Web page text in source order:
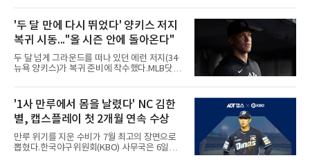
을 놓았고, 버펄로는 이 회에만 5점을 뽑아 7-6
역전승을 거뒀다.한국에서의 성적도
컵스)은 6일(한국시간) 미국 시카고 리글리필드
에서 나란히 홈런 두 방씩을 주고받았다.첫 회부
터 불이 붙었다. 1회초 선두타자 오타니가 컵스
선발 이마나가 쇼타를 상대로 우월 솔로 홈런을
뽑자, 1회말 크로암스트롱이 다저스 선발 에릭
라워를 상대로 중월 솔로 홈런으로 응수했다. 최
근 50년간 리글리필드에서 1회 양 팀 선두타자
10위 이내 선수끼리 이런 공방을 벌인 사례는 처
음이다.흐름은 크로암스트롱
'두 달 만에 다시 뛰었다' 양키스 저지
복귀 시동..."올 시즌 안에 돌아온다"
두 달 넘게 그라운드를 떠나 있던 에런 저지(34·
뉴욕 양키스)가 복귀 준비에 착수했다.MLB닷컴
뒤 야외 달리기와 상체 저항 운동으로 훈련 강도
를 높여도 된다는 허가를 받았다고 전했다.저지
는 이날 뉴욕 양키스타디움에서 열린 세인트루
이스 카디널스전을 앞두고 야구 장비를 착용한
채 스트레칭과 조깅, 저항 밴드 훈련을 소화했
다. 아메리칸리그 최우수선수(MVP) 3회 수상자
인 그가 부상 이후 야외 달리기에 나선 것은 처음
'1사 만루에서 몸을 날렸다' NC 김한
별, 캡스플레이 첫 2개월 연속 수상
만루 위기를 지운 수비가 7월 최고의 장면으로
뽑혔다.한국야구위원회(KBO) 사무국은 6일